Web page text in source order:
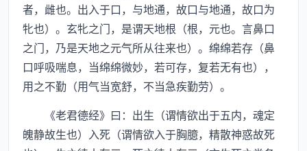
者，雌也。出入于口，与地通，故口与地通，故口为
牝也）。玄牝之门，是谓天地根（根，元也。言鼻口
之门，乃是天地之元气所从往来也）。绵绵若存（鼻
口呼吸喘息，当绵绵微妙，若可存，复若无有也），
用之不勤（用气当宽舒，不当急疾勤劳）。
《老君德经》曰：出生（谓情欲出于五内，魂定
魄静故生也）入死（谓情欲入于胸臆，精散神惑故死